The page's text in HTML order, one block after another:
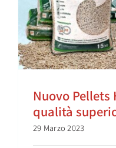
Nuovo Pellets
qualità
29 Marzo 2023